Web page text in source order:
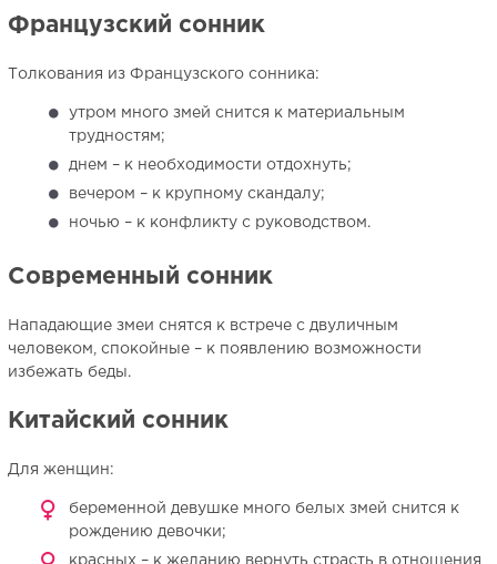
Французский сонник
Толкования из Французского сонника:
утром много змей снится к материальным
трудностям;
днем – к необходимости отдохнуть;
вечером – к крупному скандалу;
ночью – к конфликту с руководством.
Современный сонник
Нападающие змеи снятся к встрече с двуличным
человеком, спокойные – к появлению возможности
избежать беды.
Китайский сонник
Для женщин:
беременной девушке много белых змей снится к
рождению девочки;
красных – к желанию вернуть страсть в отношения